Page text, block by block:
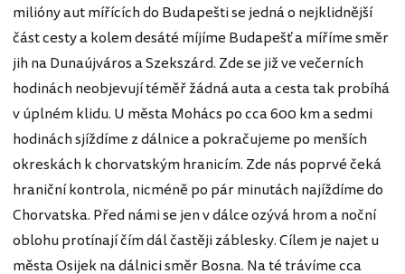
milióny aut mířících do Budapešti se jedná o nejklidnější
část cesty a kolem desáté míjíme Budapešť a míříme směr
jih na Dunaújváros a Szekszárd. Zde se již ve večerních
hodinách neobjevují téměř žádná auta a cesta tak probíhá
v úplném klidu. U města Mohács po cca 600 km a sedmi
hodinách sjíždíme z dálnice a pokračujeme po menších
okreskách k chorvatským hranicím. Zde nás poprvé čeká
hraniční kontrola, nicméně po pár minutách najíždíme do
Chorvatska. Před námi se jen v dálce ozývá hrom a noční
oblohu protínají čím dál častěji záblesky. Cílem je najet u
města Osijek na dálnici směr Bosna. Na té trávíme cca